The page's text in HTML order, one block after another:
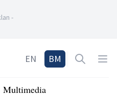
-
EN BM Open
Multimedia